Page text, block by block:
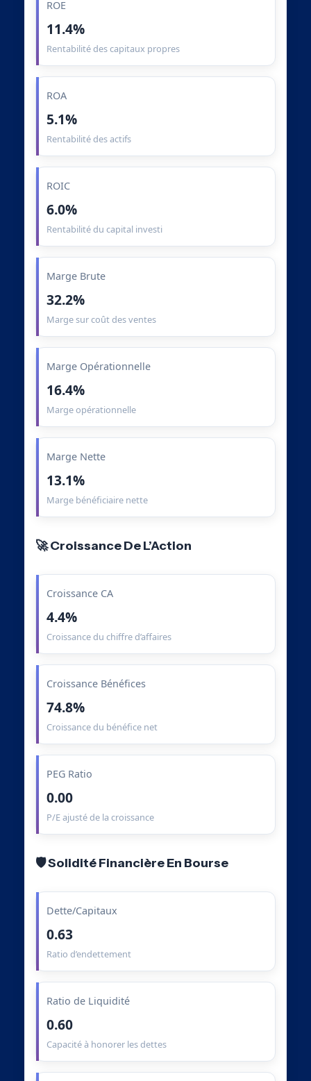
ROE
11.4%
Rentabilité des capitaux propres
ROA
5.1%
Rentabilité des actifs
ROIC
6.0%
Rentabilité du capital investi
Marge Brute
32.2%
Marge sur coût des ventes
Marge Opérationnelle
16.4%
Marge opérationnelle
Marge Nette
13.1%
Marge bénéficiaire nette
🚀 Croissance De L’Action
Croissance CA
4.4%
Croissance du chiffre d’affaires
Croissance Bénéfices
74.8%
Croissance du bénéfice net
PEG Ratio
0.00
P/E ajusté de la croissance
🛡️ Solidité Financière En Bourse
Dette/Capitaux
0.63
Ratio d’endettement
Ratio de Liquidité
0.60
Capacité à honorer les dettes